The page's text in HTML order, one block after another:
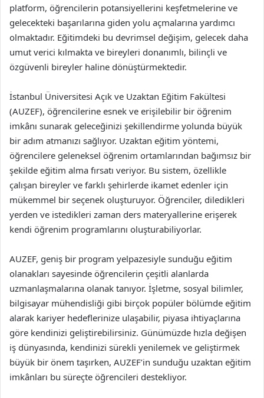
platform, öğrencilerin potansiyellerini keşfetmelerine ve
gelecekteki başarılarına giden yolu açmalarına yardımcı
olmaktadır. Eğitimdeki bu devrimsel değişim, gelecek daha
umut verici kılmakta ve bireyleri donanımlı, bilinçli ve
özgüvenli bireyler haline dönüştürmektedir.
İstanbul Üniversitesi Açık ve Uzaktan Eğitim Fakültesi
(AUZEF), öğrencilerine esnek ve erişilebilir bir öğrenim
imkânı sunarak geleceğinizi şekillendirme yolunda büyük
bir adım atmanızı sağlıyor. Uzaktan eğitim yöntemi,
öğrencilere geleneksel öğrenim ortamlarından bağımsız bir
şekilde eğitim alma fırsatı veriyor. Bu sistem, özellikle
çalışan bireyler ve farklı şehirlerde ikamet edenler için
mükemmel bir seçenek oluşturuyor. Öğrenciler, diledikleri
yerden ve istedikleri zaman ders materyallerine erişerek
kendi öğrenim programlarını oluşturabiliyorlar.
AUZEF, geniş bir program yelpazesiyle sunduğu eğitim
olanakları sayesinde öğrencilerin çeşitli alanlarda
uzmanlaşmalarına olanak tanıyor. İşletme, sosyal bilimler,
bilgisayar mühendisliği gibi birçok popüler bölümde eğitim
alarak kariyer hedeflerinize ulaşabilir, piyasa ihtiyaçlarına
göre kendinizi geliştirebilirsiniz. Günümüzde hızla değişen
iş dünyasında, kendinizi sürekli yenilemek ve geliştirmek
büyük bir önem taşırken, AUZEF’in sunduğu uzaktan eğitim
imkânları bu süreçte öğrencileri destekliyor.